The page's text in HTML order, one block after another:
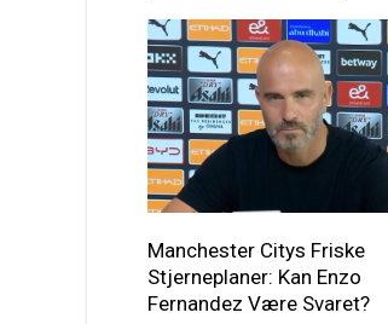
Manchester Citys Friske
Stjerneplaner: Kan Enzo
Fernandez Være Svaret?